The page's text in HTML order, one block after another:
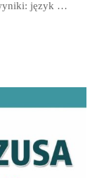
język …